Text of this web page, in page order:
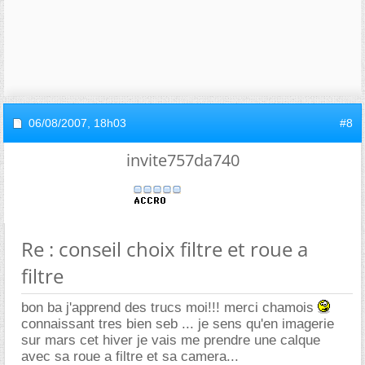
06/08/2007, 18h03 #8
invite757da740
Re : conseil choix filtre et roue a
filtre
bon ba j'apprend des trucs moi!!! merci chamois
connaissant tres bien seb ... je sens qu'en imagerie
sur mars cet hiver je vais me prendre une calque
avec sa roue a filtre et sa camera...